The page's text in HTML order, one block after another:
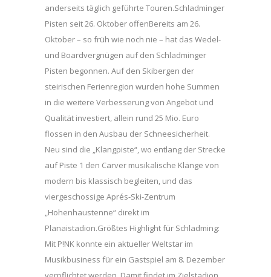
anderseits täglich geführte Touren.Schladminger
Pisten seit 26. Oktober offenBereits am 26.
Oktober – so früh wie noch nie – hat das Wedel-
und Boardvergnügen auf den Schladminger
Pisten begonnen. Auf den Skibergen der
steirischen Ferienregion wurden hohe Summen
in die weitere Verbesserung von Angebot und
Qualität investiert, allein rund 25 Mio. Euro
flossen in den Ausbau der Schneesicherheit.
Neu sind die „Klangpiste“, wo entlang der Strecke
auf Piste 1 den Carver musikalische Klänge von
modern bis klassisch begleiten, und das
viergeschossige Aprés-Ski-Zentrum
„Hohenhaustenne“ direkt im
Planaistadion.Größtes Highlight für Schladming:
Mit P!NK konnte ein aktueller Weltstar im
Musikbusiness für ein Gastspiel am 8. Dezember